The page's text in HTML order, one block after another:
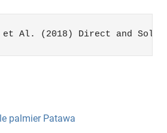
et Al. (2018) Direct and
palmier Patawa